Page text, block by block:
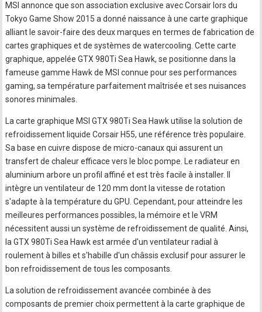
MSI annonce que son association exclusive avec Corsair lors du
Tokyo Game Show 2015 a donné naissance à une carte graphique
alliant le savoir-faire des deux marques en termes de fabrication de
cartes graphiques et de systèmes de watercooling. Cette carte
graphique, appelée GTX 980Ti Sea Hawk, se positionne dans la
fameuse gamme Hawk de MSI connue pour ses performances
gaming, sa température parfaitement maîtrisée et ses nuisances
sonores minimales.
La carte graphique MSI GTX 980Ti Sea Hawk utilise la solution de
refroidissement liquide Corsair H55, une référence très populaire.
Sa base en cuivre dispose de micro-canaux qui assurent un
transfert de chaleur efficace vers le bloc pompe. Le radiateur en
aluminium arbore un profil affiné et est très facile à installer. Il
intègre un ventilateur de 120 mm dont la vitesse de rotation
s'adapte à la température du GPU. Cependant, pour atteindre les
meilleures performances possibles, la mémoire et le VRM
nécessitent aussi un système de refroidissement de qualité. Ainsi,
la GTX 980Ti Sea Hawk est armée d'un ventilateur radial à
roulement à billes et s'habille d'un châssis exclusif pour assurer le
bon refroidissement de tous les composants.
La solution de refroidissement avancée combinée à des
composants de premier choix permettent à la carte graphique de